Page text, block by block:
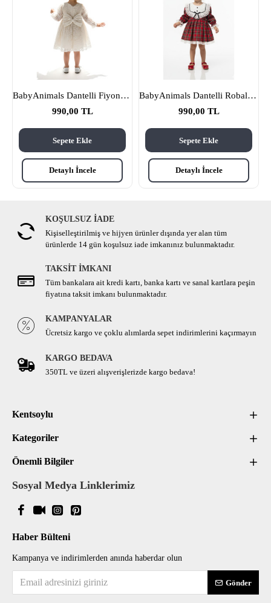
BabyAnimals Dantelli Fiyonklu Çiçekli Kız Çocuk Krem
990,00 TL
Sepete Ekle
Detaylı İncele
BabyAnimals Dantelli Robalı Ekoseli Kız Çocuk Elbise Kırmızı
990,00 TL
Sepete Ekle
Detaylı İncele
KOŞULSUZ İADE
Kişiselleştirilmiş ve hijyen ürünler dışında yer alan tüm
ürünlerde 14 gün koşulsuz iade imkanınız bulunmaktadır.
TAKSİT İMKANI
Tüm bankalara ait kredi kartı, banka kartı ve sanal kartlara peşin
fiyatına taksit imkanı bulunmaktadır.
KAMPANYALAR
Ücretsiz kargo ve çoklu alımlarda sepet indirimlerini kaçırmayın
KARGO BEDAVA
350TL ve üzeri alışverişlerizde kargo bedava!
Kentsoylu
Kategoriler
Önemli Bilgiler
Sosyal Medya Linklerimiz
Haber Bülteni
Kampanya ve indirimlerden anında haberdar olun
Gönder